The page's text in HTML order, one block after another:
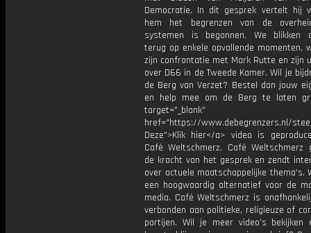
Democratie. In dit gesprek vertelt hij
hem het begrenzen van de
systemen is begonnen. We blikken
terug op enkele opvallende momenten,
zijn confrontatie met Mark Rutte en zijn
over D66 in de Tweede Kamer. Wil je
de Berg van Verzet? Bestel dan jouw
en help mee om de Berg te laten
target="_blank"
href="https://www.debegrenzers.nl/
Deze">Klik hier</a> video is
Café Weltschmerz. Café Weltschmerz
de kracht van het gesprek en zendt
over actuele maatschappelijke thema's.
een hoogwaardig alternatief voor de
media. Café Weltschmerz is
verbonden aan politieke, religieuze of
partijen. Wil je meer video's bekijken